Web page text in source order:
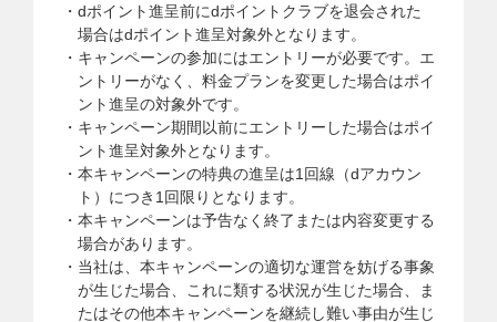
dポイント進呈前にdポイントクラブを退会された
場合はdポイント進呈対象外となります。
キャンペーンの参加にはエントリーが必要です。エ
ントリーがなく、料金プランを変更した場合はポイ
ント進呈の対象外です。
キャンペーン期間以前にエントリーした場合はポイ
ント進呈対象外となります。
本キャンペーンの特典の進呈は1回線（dアカウン
ト）につき1回限りとなります。
本キャンペーンは予告なく終了または内容変更する
場合があります。
当社は、本キャンペーンの適切な運営を妨げる事象
が生じた場合、これに類する状況が生じた場合、ま
たはその他本キャンペーンを継続し難い事由が生じ